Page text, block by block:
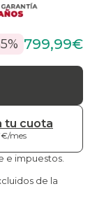
799,99€
tu cuota
mes
e impuestos.
de la